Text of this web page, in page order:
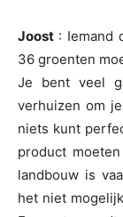
Joost : Iemand
36 groenten
Je bent veel
verhuizen om
niets kunt
product
landbouw is
het niet